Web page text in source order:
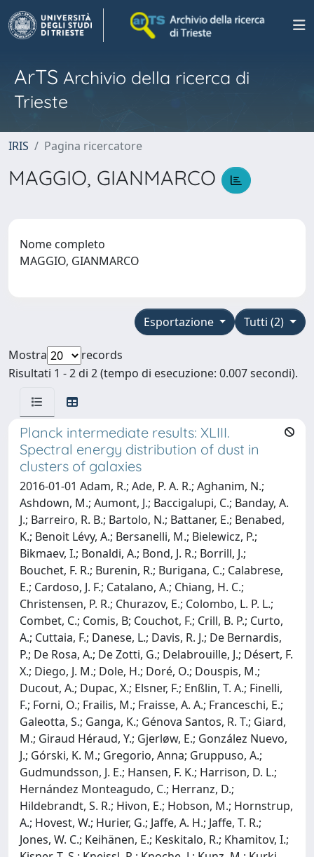
ArTS Archivio della ricerca di
Trieste
IRIS Pagina ricercatore
MAGGIO, GIANMARCO
Nome completo
MAGGIO, GIANMARCO
Tutti (2)
Esportazione
Mostra
records
Risultati 1 - 2 di 2 (tempo di esecuzione: 0.007 secondi).
Planck intermediate results: XLIII.
Spectral energy distribution of dust in
clusters of galaxies
2016-01-01 Adam, R.; Ade, P. A. R.; Aghanim, N.;
Ashdown, M.; Aumont, J.; Baccigalupi, C.; Banday, A.
J.; Barreiro, R. B.; Bartolo, N.; Battaner, E.; Benabed,
K.; Benoit Lévy, A.; Bersanelli, M.; Bielewicz, P.;
Bikmaev, I.; Bonaldi, A.; Bond, J. R.; Borrill, J.;
Bouchet, F. R.; Burenin, R.; Burigana, C.; Calabrese,
E.; Cardoso, J. F.; Catalano, A.; Chiang, H. C.;
Christensen, P. R.; Churazov, E.; Colombo, L. P. L.;
Combet, C.; Comis, B; Couchot, F.; Crill, B. P.; Curto,
A.; Cuttaia, F.; Danese, L.; Davis, R. J.; De Bernardis,
P.; De Rosa, A.; De Zotti, G.; Delabrouille, J.; Désert, F.
X.; Diego, J. M.; Dole, H.; Doré, O.; Douspis, M.;
Ducout, A.; Dupac, X.; Elsner, F.; Enßlin, T. A.; Finelli,
F.; Forni, O.; Frailis, M.; Fraisse, A. A.; Franceschi, E.;
Galeotta, S.; Ganga, K.; Génova Santos, R. T.; Giard,
M.; Giraud Héraud, Y.; Gjerløw, E.; González Nuevo,
J.; Górski, K. M.; Gregorio, Anna; Gruppuso, A.;
Gudmundsson, J. E.; Hansen, F. K.; Harrison, D. L.;
Hernández Monteagudo, C.; Herranz, D.;
Hildebrandt, S. R.; Hivon, E.; Hobson, M.; Hornstrup,
A.; Hovest, W.; Hurier, G.; Jaffe, A. H.; Jaffe, T. R.;
Jones, W. C.; Keihänen, E.; Keskitalo, R.; Khamitov, I.;